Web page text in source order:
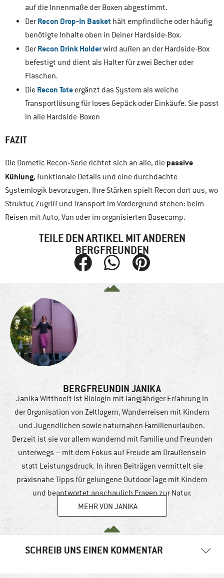
auf die Innenmaße der Boxen abgestimmt.
Der Recon Drop‑In Basket hält empfindliche oder häufig
benötigte Inhalte oben in Deiner Hardside-Box.
Der Recon Drink Holderwird außen an der Hardside-Box
befestigt und dient als Halter für zwei Becher oder
Flaschen.
Die Recon Tote ergänzt das System als weiche
Transportlösung für loses Gepäck oder Einkäufe. Sie passt
in alle Hardside-Boxen
FAZIT
Die Dometic Recon‑Serie richtet sich an alle, die passive
Kühlung, funktionale Details und eine durchdachte
Systemlogik bevorzugen. Ihre Stärken spielt Recon dort aus, wo
Struktur, Zugriff und Transport im Vordergrund stehen: beim
Reisen mit Auto, Van oder im organisierten Basecamp.
TEILE DEN ARTIKEL MIT ANDEREN
BERGFREUNDEN
BERGFREUNDIN JANIKA
Janika Witthoeft ist Biologin mit langjähriger Erfahrung in
der Organisation von Zeltlagern, Wanderreisen mit Kindern
und Jugendlichen sowie naturnahen Familienurlauben.
Derzeit ist sie vor allem wandernd mit Familie und Freunden
unterwegs – mit dem Fokus auf Freude am Draußensein
statt Leistungsdruck. In ihren Beiträgen vermittelt sie
praxisnahe Tipps für gelungene Outdoor-Tage mit Kindern
und beantwortet anschaulich Fragen zur Natur.
MEHR VON JANIKA
SCHREIB UNS EINEN KOMMENTAR